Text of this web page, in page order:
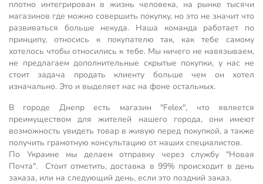
плотно интегрирован в жизнь человека, на рынке тысячи
магазинов где можно совершить покупку, но это не значит что
развиваться больше некуда. Наша команда работает по
принципу, относись к покупателю так, как тебе самому
хотелось чтобы относились к тебе. Мы ничего не навязываем,
не предлагаем дополнительные скрытые покупки, у нас не
стоит задача продать клиенту больше чем он хотел
изначально. Это и выделяет нас на фоне остальных.
В городе Днепр есть магазин "Felex", что является
преимуществом для жителей нашего города, они имеют
возможность увидеть товар в живую перед покупкой, а также
получить грамотную консультацию от наших специалистов.
По Украине мы делаем отправку через службу "Новая
Почта". Стоит отметить, доставка в 99% происходит в день
заказа, или на следующий день, если это поздний заказ.